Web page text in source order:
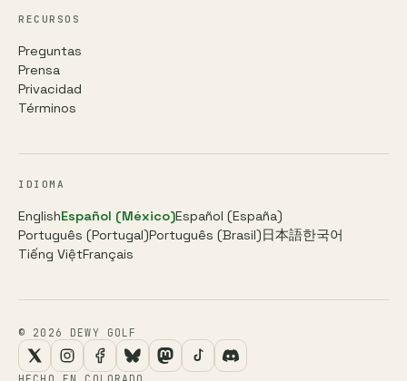
RECURSOS
Preguntas
Prensa
Privacidad
Términos
IDIOMA
EnglishEspañol (México)Español (España)
Português (Portugal)Português (Brasil)日本語한국어
Tiếng ViệtFrançais
© 2026 DEWY GOLF